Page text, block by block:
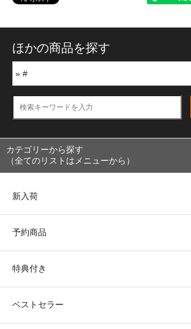
ほかの商品を探す
カテゴリーから探す
（全てのリストはメニューから）
新入荷
予約商品
特典付き
ベストセラー